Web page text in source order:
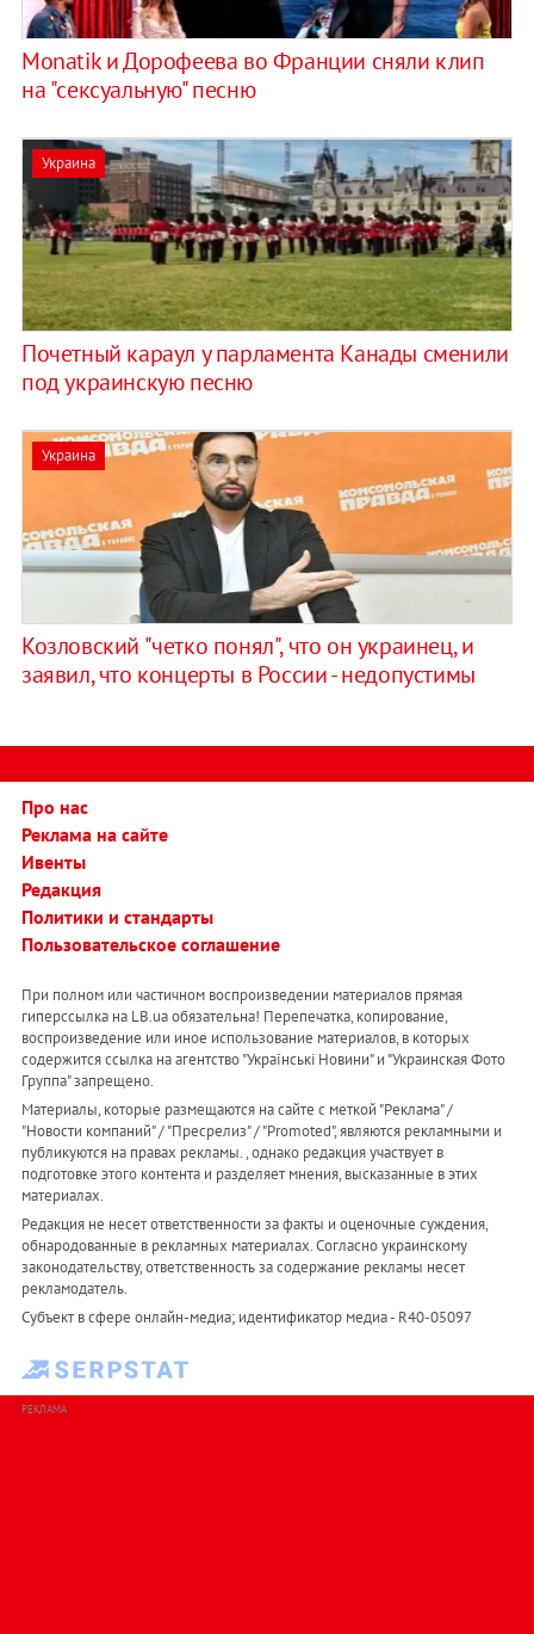
Monatik и Дорофеева во Франции сняли клип
на "сексуальную" песню
Украина
Почетный караул у парламента Канады сменили
под украинскую песню
Украина
Козловский "четко понял", что он украинец, и
заявил, что концерты в России - недопустимы
Про нас
Реклама на сайте
Ивенты
Редакция
Политики и стандарты
Пользовательское соглашение
При полном или частичном воспроизведении материалов прямая
гиперссылка на LB.ua обязательна! Перепечатка, копирование,
воспроизведение или иное использование материалов, в которых
содержится ссылка на агентство "Українськi Новини" и "Украинская Фото
Группа" запрещено.
Материалы, которые размещаются на сайте с меткой "Реклама" /
"Новости компаний" / "Пресрелиз" / "Promoted", являются рекламными и
публикуются на правах рекламы. , однако редакция участвует в
подготовке этого контента и разделяет мнения, высказанные в этих
материалах.
Редакция не несет ответственности за факты и оценочные суждения,
обнародованные в рекламных материалах. Согласно украинскому
законодательству, ответственность за содержание рекламы несет
рекламодатель.
Субъект в сфере онлайн-медиа; идентификатор медиа - R40-05097
РЕКЛАМА